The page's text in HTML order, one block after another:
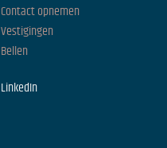
Contact opnemen
Vestigingen
Bellen
LinkedIn